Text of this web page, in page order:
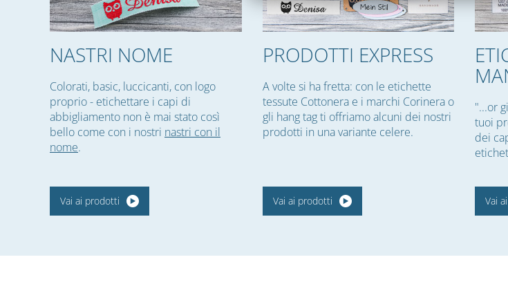
NASTRI NOME
Colorati, basic, luccicanti, con logo
proprio - etichettare i capi di
abbigliamento non è mai stato così
bello come con i nostri nastri con il
nome.
Vai ai prodotti
PRODOTTI EXPRESS
A volte si ha fretta: con le etichette
tessute Cottonera e i marchi Corinera o
gli hang tag ti offriamo alcuni dei nostri
prodotti in una variante celere.
Vai ai prodotti
"...or
tuoi
dei
Vai